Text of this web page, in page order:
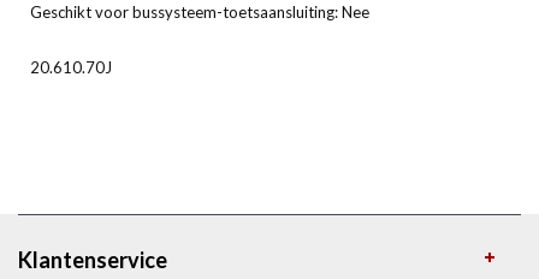
Geschikt voor bussysteem-toetsaansluiting: Nee
20.610.70J
Klantenservice